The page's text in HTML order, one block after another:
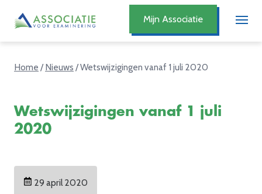
Mijn Associatie
Home /Nieuws /Wetswijzigingen vanaf 1 juli 2020
Wetswijzigingen vanaf 1 juli
2020
29 april 2020